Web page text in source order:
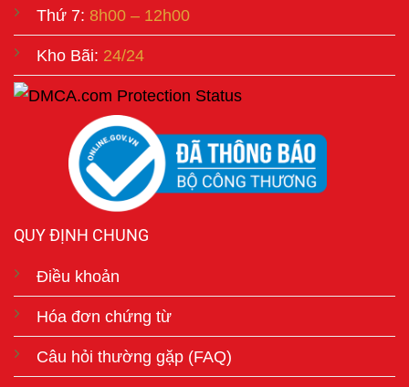
Thứ 7: 8h00 – 12h00
Kho Bãi: 24/24
QUY ĐỊNH CHUNG
Điều khoản
Hóa đơn chứng từ
Câu hỏi thường gặp (FAQ)